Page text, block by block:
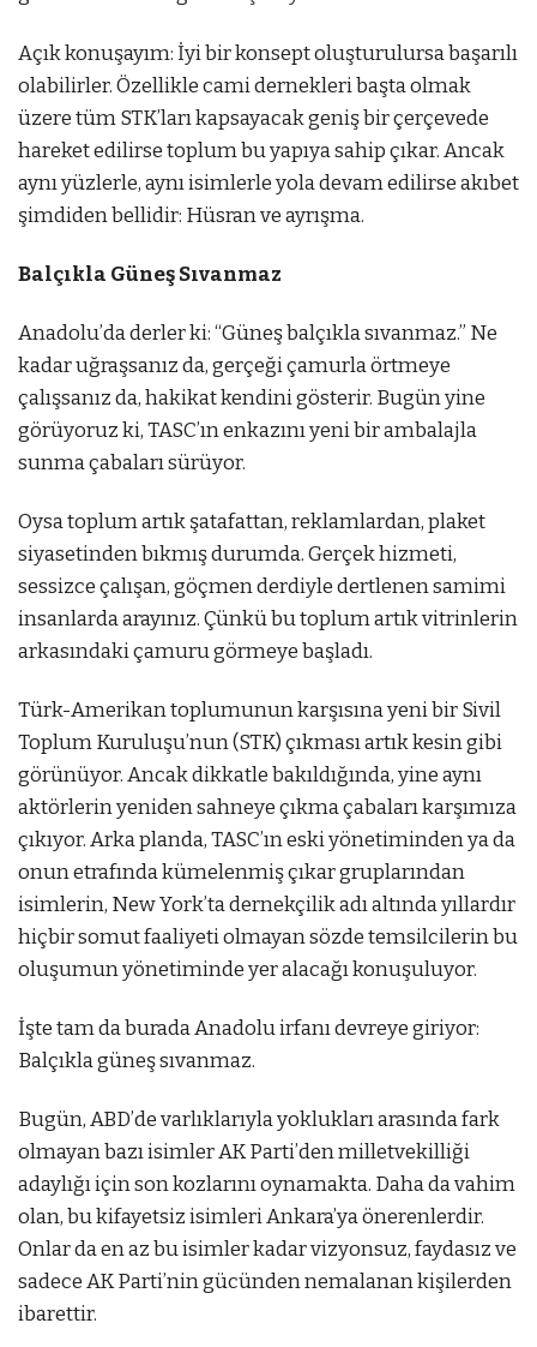
Açık konuşayım: İyi bir konsept oluşturulursa başarılı
olabilirler. Özellikle cami dernekleri başta olmak
üzere tüm STK’ları kapsayacak geniş bir çerçevede
hareket edilirse toplum bu yapıya sahip çıkar. Ancak
aynı yüzlerle, aynı isimlerle yola devam edilirse akıbet
şimdiden bellidir: Hüsran ve ayrışma.
Balçıkla Güneş Sıvanmaz
Anadolu’da derler ki: “Güneş balçıkla sıvanmaz.” Ne
kadar uğraşsanız da, gerçeği çamurla örtmeye
çalışsanız da, hakikat kendini gösterir. Bugün yine
görüyoruz ki, TASC’ın enkazını yeni bir ambalajla
sunma çabaları sürüyor.
Oysa toplum artık şatafattan, reklamlardan, plaket
siyasetinden bıkmış durumda. Gerçek hizmeti,
sessizce çalışan, göçmen derdiyle dertlenen samimi
insanlarda arayınız. Çünkü bu toplum artık vitrinlerin
arkasındaki çamuru görmeye başladı.
Türk-Amerikan toplumunun karşısına yeni bir Sivil
Toplum Kuruluşu’nun (STK) çıkması artık kesin gibi
görünüyor. Ancak dikkatle bakıldığında, yine aynı
aktörlerin yeniden sahneye çıkma çabaları karşımıza
çıkıyor. Arka planda, TASC’ın eski yönetiminden ya da
onun etrafında kümelenmiş çıkar gruplarından
isimlerin, New York’ta dernekçilik adı altında yıllardır
hiçbir somut faaliyeti olmayan sözde temsilcilerin bu
oluşumun yönetiminde yer alacağı konuşuluyor.
İşte tam da burada Anadolu irfanı devreye giriyor:
Balçıkla güneş sıvanmaz.
Bugün, ABD’de varlıklarıyla yoklukları arasında fark
olmayan bazı isimler AK Parti’den milletvekilliği
adaylığı için son kozlarını oynamakta. Daha da vahim
olan, bu kifayetsiz isimleri Ankara’ya önerenlerdir.
Onlar da en az bu isimler kadar vizyonsuz, faydasız ve
sadece AK Parti’nin gücünden nemalanan kişilerden
ibarettir.